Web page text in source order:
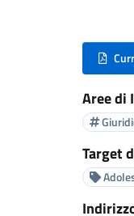
(nuova
Aree di
Target